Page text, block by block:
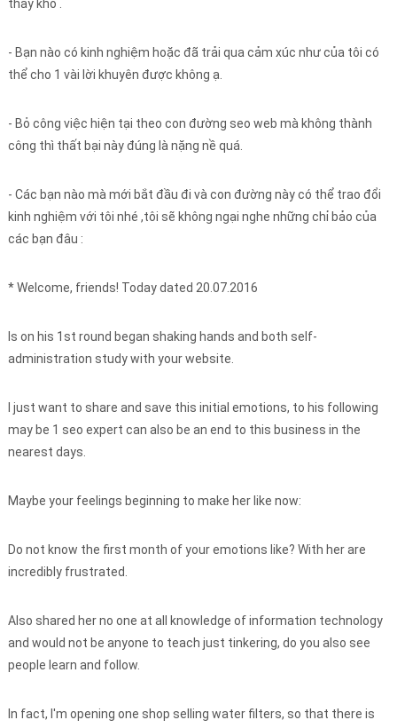
thấy khó .
- Bạn nào có kinh nghiệm hoặc đã trải qua cảm xúc như của tôi có
thể cho 1 vài lời khuyên được không ạ.
- Bỏ công việc hiện tại theo con đường seo web mà không thành
công thì thất bại này đúng là nặng nề quá.
- Các bạn nào mà mới bắt đầu đi và con đường này có thể trao đổi
kinh nghiệm với tôi nhé ,tôi sẽ không ngại nghe những chỉ bảo của
các bạn đâu :
* Welcome, friends! Today dated 20.07.2016
Is on his 1st round began shaking hands and both self-
administration study with your website.
I just want to share and save this initial emotions, to his following
may be 1 seo expert can also be an end to this business in the
nearest days.
Maybe your feelings beginning to make her like now:
Do not know the first month of your emotions like? With her are
incredibly frustrated.
Also shared her no one at all knowledge of information technology
and would not be anyone to teach just tinkering, do you also see
people learn and follow.
In fact, I'm opening one shop selling water filters, so that there is